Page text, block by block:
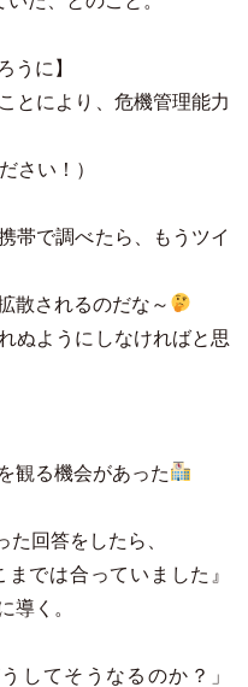
うに】
とにより、危機管理能力
さい！）
帯で調べたら、もうツイ
散されるのだな～
ぬようにしなければと思
観る機会があった
回答をしたら、
では合っていました』
導く。
してそうなるのか？」